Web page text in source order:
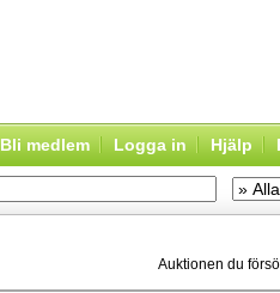
Bli medlem Logga in Hjälp
Auktionen du